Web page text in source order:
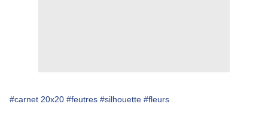
#carnet 20x20 #feutres #silhouette #fleurs